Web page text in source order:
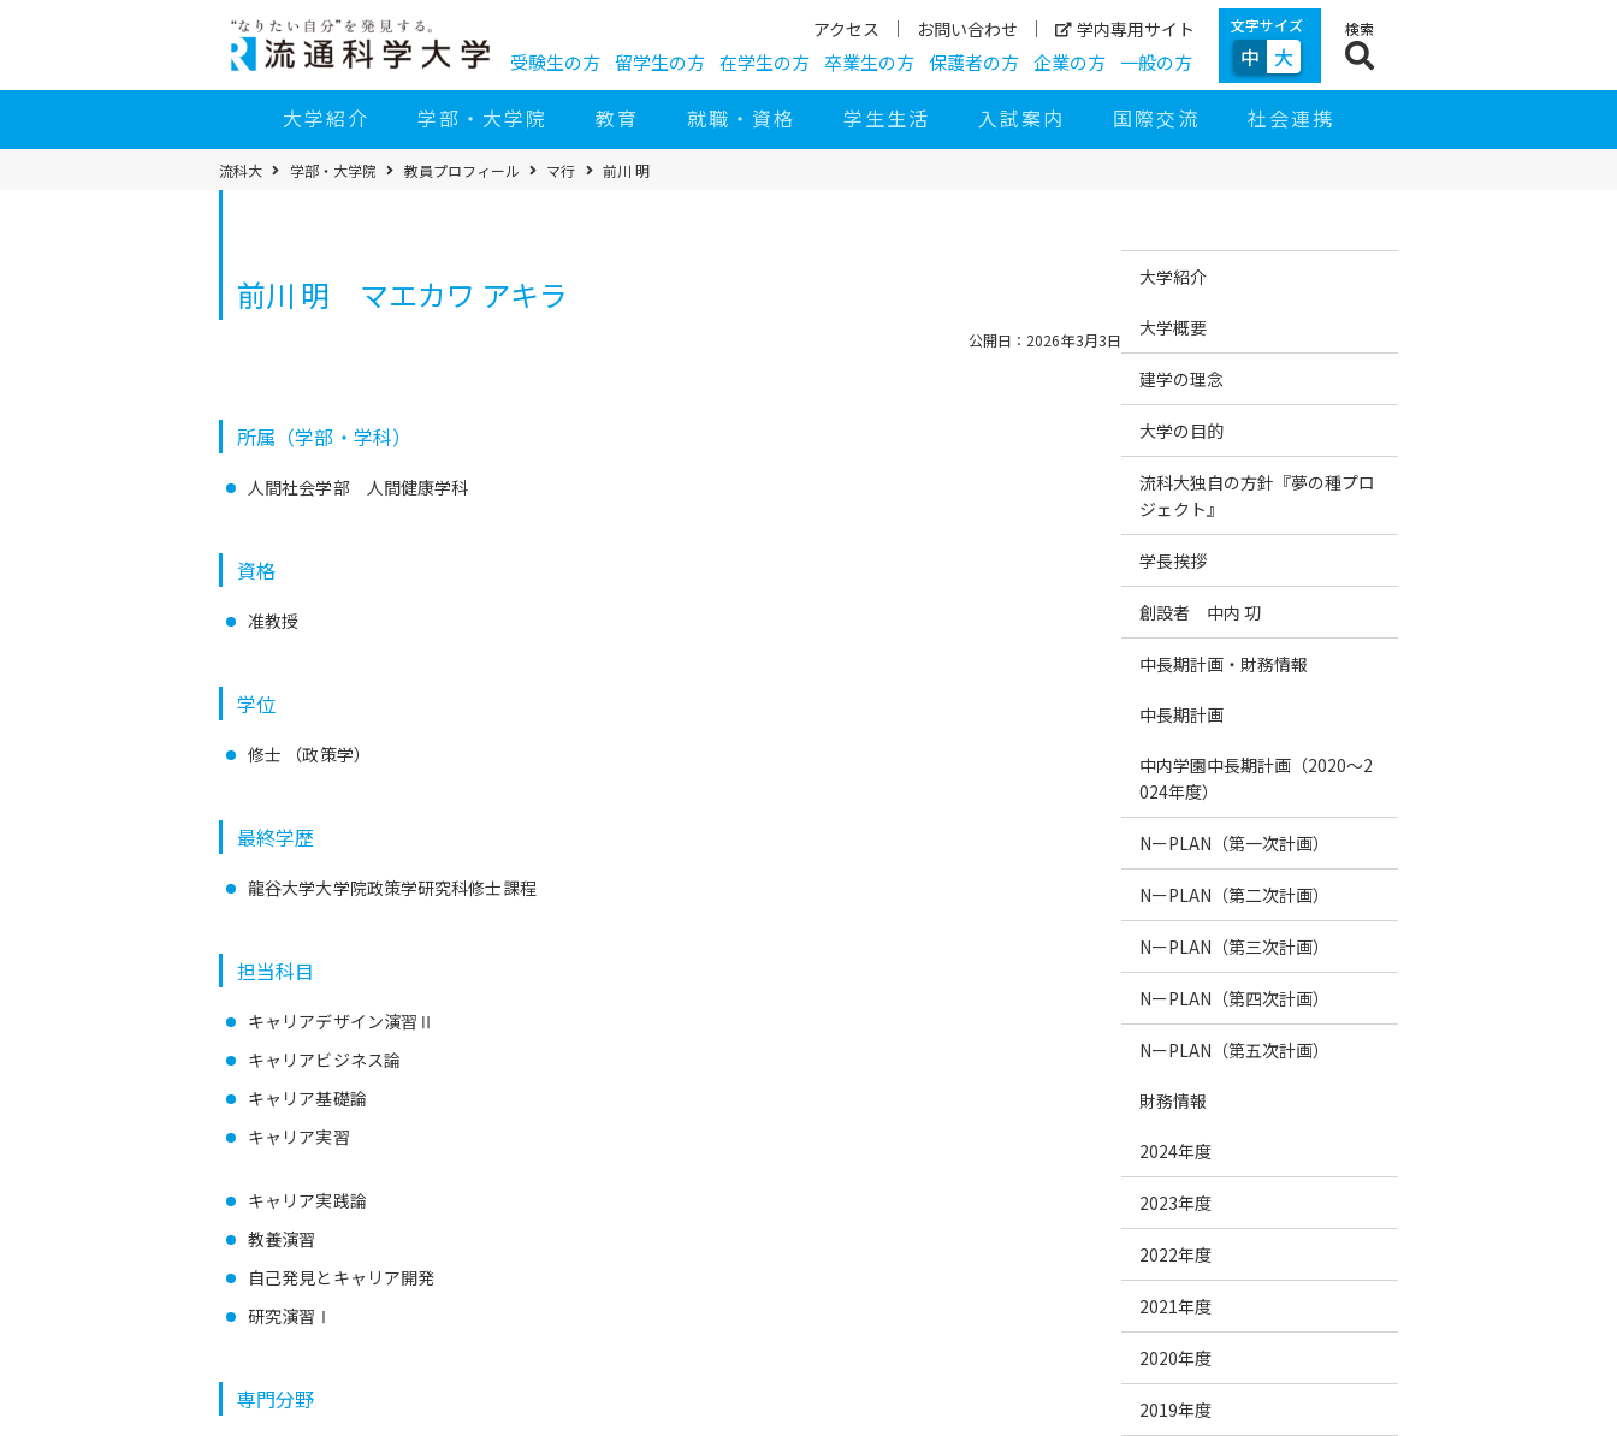
へ
アクセス お問い合わせ 学内専用サイト
受験生の方 留学生の方 在学生の方 卒業生の方 保護者の方 企業の方 一般の方
文字サイズ
中 大
検索
大学紹介 学部・大学院 教育 就職・資格 学生生活 入試案内 国際交流 社会連携
パ
ン
流科大 学部・大学院 教員プロフィール マ行 前川 明
前川 明 マエカワ アキラ
公開日：2026年3月3日
所属（学部・学科）
人間社会学部 人間健康学科
資格
准教授
学位
修士 （政策学）
最終学歴
龍谷大学大学院政策学研究科修士課程
担当科目
キャリアデザイン演習Ⅱ
キャリアビジネス論
キャリア基礎論
キャリア実習
キャリア実践論
教養演習
自己発見とキャリア開発
研究演習Ⅰ
専門分野
サ
ー
ン
サ
大学紹介
大学概要
建学の理念
大学の目的
流科大独自の方針『夢の種プロ
ジェクト』
学長挨拶
創設者 中内 㓛
中長期計画・財務情報
中長期計画
中内学園中長期計画（2020～2
024年度）
NーPLAN（第一次計画）
NーPLAN（第二次計画）
NーPLAN（第三次計画）
NーPLAN（第四次計画）
NーPLAN（第五次計画）
財務情報
2024年度
2023年度
2022年度
2021年度
2020年度
2019年度